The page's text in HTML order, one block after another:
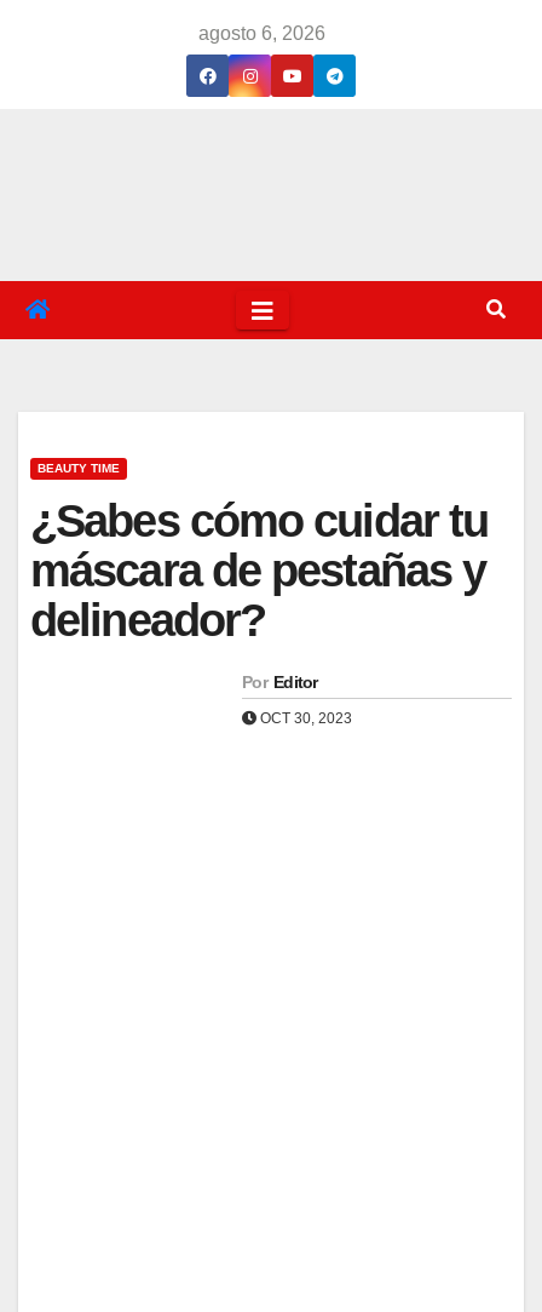
agosto 6, 2026
BEAUTY TIME
¿Sabes cómo cuidar tu
máscara de pestañas y
delineador?
Por Editor
OCT 30, 2023